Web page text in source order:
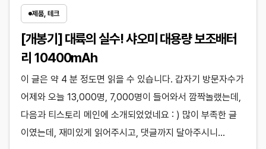
제품, 테크
[개봉기] 대륙의 실수! 샤오미 대용량 보조배터
리 10400mAh
이 글은 약 4 분 정도면 읽을 수 있습니다. 갑자기 방문자수가
어제와 오늘 13,000명, 7,000명이 들어와서 깜짝놀랬는데,
다음과 티스토리 메인에 소개되었었네요 : ) 많이 부족한 글
이였는데, 재미있게 읽어주시고, 댓글까지 달아주시니…